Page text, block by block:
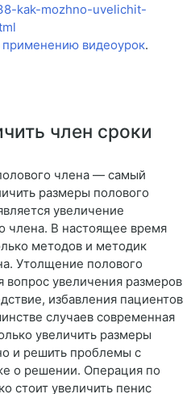
kak-mozhno-uvelichit-
применению видеоурок.
член сроки
члена — самый
размеры полового
увеличение
члена. В настоящее время
методов и методик
Утолщение полового
увеличения размеров
избавления пациентов
случаев современная
увеличить размеры
и решить проблемы с
о решении. Операция по
стоит увеличить пенис